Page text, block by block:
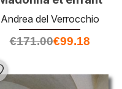
Andrea del Verrocchio
€171.00€99.18